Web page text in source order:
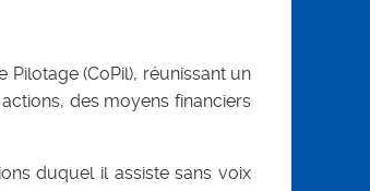
(CoPil), réunissant un
des moyens financiers
duquel il assiste sans voix